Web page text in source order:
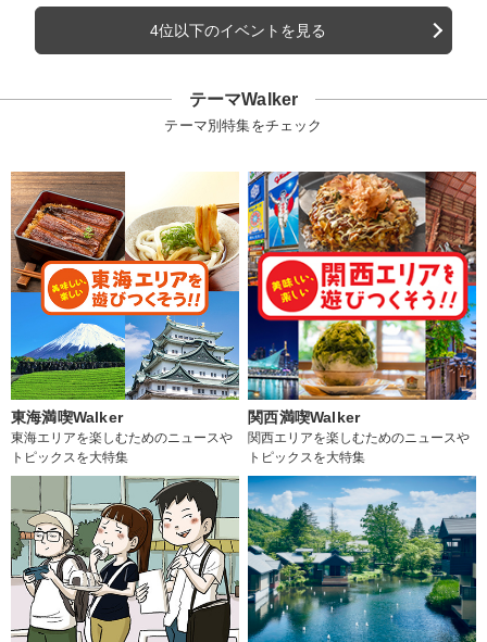
4位以下のイベントを見る
テーマWalker
テーマ別特集をチェック
東海満喫Walker
東海エリアを楽しむためのニュースや
トピックスを大特集
関西満喫Walker
関西エリアを楽しむためのニュースや
トピックスを大特集